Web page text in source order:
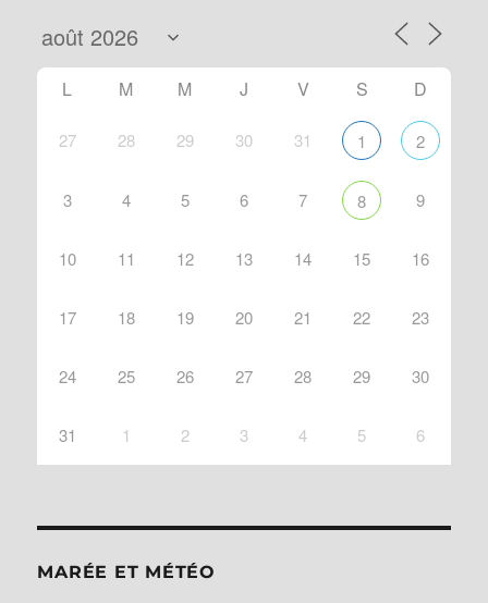
L M M J V S D
27 28 29 30 31 1 2
3 4 5 6 7 8 9
10 11 12 13 14 15 16
17 18 19 20 21 22 23
24 25 26 27 28 29 30
31 1 2 3 4 5 6
MARÉE ET MÉTÉO